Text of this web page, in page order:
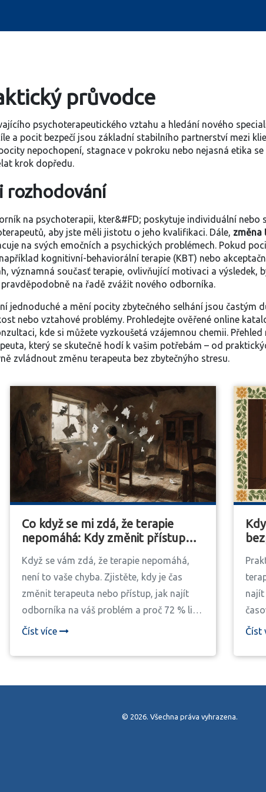
průvodce
psychoterapeutického vztahu a hledání nového
a pocit bezpečí jsou základní stabilního partnerství mezi
nepochopení, stagnace v pokroku nebo nejasná etika
krok dopředu.
rozhodování
na psychoterapii, kter&#FD; poskytuje individuální nebo
, aby jste měli jistotu o jeho kvalifikaci. Dále, změna
na svých emočních a psychických problémech. Pokud
kognitivní-behaviorální terapie (KBT) nebo
, významná současť terapie, ovlivňující motivaci a výsledek,
na řadě zvážit nového odborníka.
jednoduché a mění pocity zbytečného selhání jsou častým
nebo vztahové problémy. Prohledejte ověřené online
kde si můžete vyzkoušetá vzájemnou chemii.
který se skutečně hodí k vašim potřebám – od
zvládnout změnu terapeuta bez zbytečnýho stresu.
Co když se mi zdá, že terapie
nepomáhá: Kdy změnit přístup
Když se vám zdá, že terapie nepomáhá,
není to vaše chyba. Zjistěte, kdy je čas
změnit terapeuta nebo přístup, jak najít
odborníka na váš problém a proč 72 % lidí
uspěje po změně.
Číst více
najít
Číst
© 2026. Všechna práva vyhrazena.